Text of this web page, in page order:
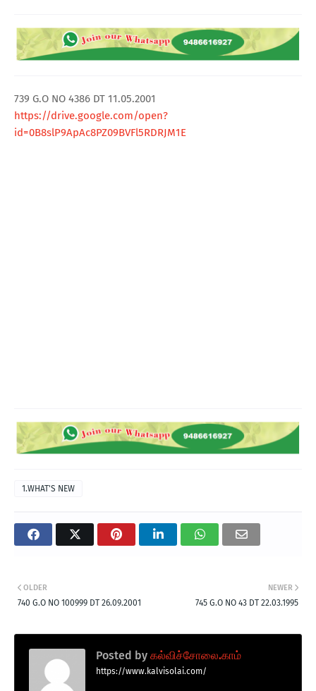
S
739 G.O NO 4386 DT 11.05.2001
https://drive.google.com/open?
id=0B8slP9ApAc8PZ09BVFl5RDRJM1E
1.WHAT'S NEW
NEWER
745 G.O NO 43 DT 22.03.1995
OLDER
740 G.O NO 100999 DT 26.09.2001
Posted by கல்விச்சோலை.காம்
https://www.kalvisolai.com/